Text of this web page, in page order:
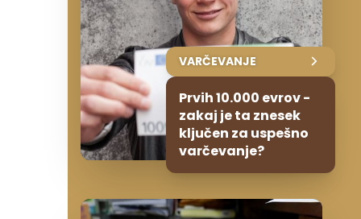
VARČEVANJE
Prvih 10.000 evrov -
zakaj je ta znesek
ključen za uspešno
varčevanje?